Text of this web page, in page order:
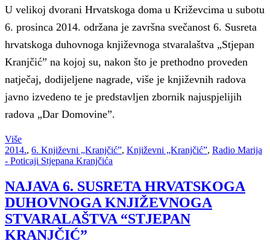
U velikoj dvorani Hrvatskoga doma u Križevcima u subotu
6. prosinca 2014. održana je završna svečanost 6. Susreta
hrvatskoga duhovnoga književnoga stvaralaštva „Stjepan
Kranjčić” na kojoj su, nakon što je prethodno proveden
natječaj, dodijeljene nagrade, više je književnih radova
javno izvedeno te je predstavljen zbornik najuspjelijih
radova „Dar Domovine”.
Više
2014., 6. Književni „Kranjčić”, Književni „Kranjčić”, Radio Marija
- Poticaji Stjepana Kranjčića
NAJAVA 6. SUSRETA HRVATSKOGA
DUHOVNOGA KNJIŽEVNOGA
STVARALAŠTVA “STJEPAN
KRANJČIĆ”